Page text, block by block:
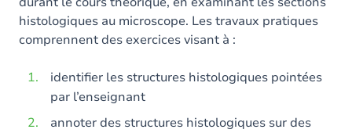
histologiques au microscope. Les travaux pratiques
comprennent des exercices visant à :
identifier les structures histologiques pointées
par l’enseignant
annoter des structures histologiques sur des